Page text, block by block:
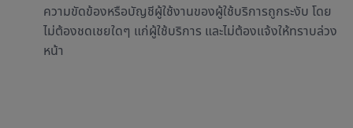
ความขัดข้องหรือบัญชีผู้ใช้งานของผู้ใช้บริการถูกระงับ โดย
ไม่ต้องชดเชยใดๆ แก่ผู้ใช้บริการ และไม่ต้องแจ้งให้ทราบล่วง
หน้า